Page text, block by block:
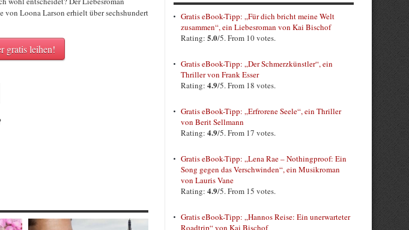
von Loona Larson erhielt über sechshundert
gratis leihen!
Gratis eBook-Tipp: „Für dich bricht meine Welt
zusammen“, ein Liebesroman von Kai Bischof
Rating: 5.0/5. From 10 votes.
Gratis eBook-Tipp: „Der Schmerzkünstler“, ein
Thriller von Frank Esser
Rating: 4.9/5. From 18 votes.
Gratis eBook-Tipp: „Erfrorene Seele“, ein Thriller
von Berit Sellmann
Rating: 4.9/5. From 17 votes.
Gratis eBook-Tipp: „Lena Rae – Nothingproof: Ein
Song gegen das Verschwinden“, ein Musikroman
von Lauris Vane
Rating: 4.9/5. From 15 votes.
Gratis eBook-Tipp: „Hannos Reise: Ein unerwarteter
Roadtrip“ von Kai Bischof